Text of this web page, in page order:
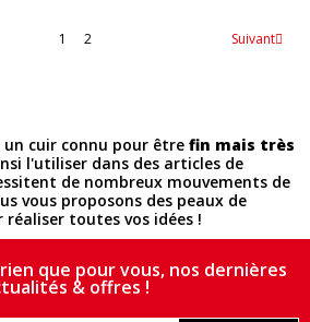
1 2 Suivant
un cuir connu pour être fin mais très
l'utiliser dans des articles de
de nombreux mouvements de
vous proposons des peaux de
toutes vos idées !
que pour vous, nos dernières
& offres !